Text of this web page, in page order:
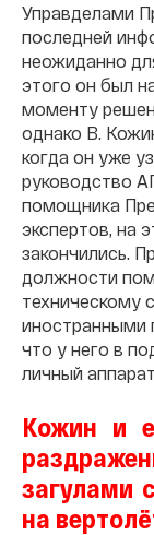
Управделами
последней
неожиданно
этого он был
моменту
однако В.
когда он уже
руководство
помощника
экспертов, на
закончились.
должности
техническому
иностранными
что у него в
личный
Кожин и
загулами
на